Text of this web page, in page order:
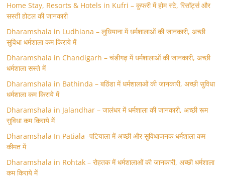
Home Stay, Resorts & Hotels in Kufri – कुफरी में होम स्‍टे, रिसॉर्ट्स और
सस्ती होटल की जानकारी
Dharamshala in Ludhiana – लुधियाना में धर्मशालाओं की जानकारी, अच्छी
सुविधा धर्मशाला कम किराये में
Dharamshala in Chandigarh – चंडीगढ़ में धर्मशालाओं की जानकारी, अच्छी
धर्मशाला सस्ते में
Dharamshala in Bathinda – बठिंडा में धर्मशालाओं की जानकारी, अच्छी सुविधा
धर्मशाला कम किराये में
Dharamshala in Jalandhar – जालंधर में धर्मशाला की जानकारी, अच्छी रूम
सुविधा कम किराये में
Dharamshala In Patiala -पटियाला में अच्छी और सुविधाजनक धर्मशाला कम
कीमत में
Dharamshala in Rohtak – रोहतक में धर्मशालाओं की जानकारी, अच्छी धर्मशाला
कम किराये में